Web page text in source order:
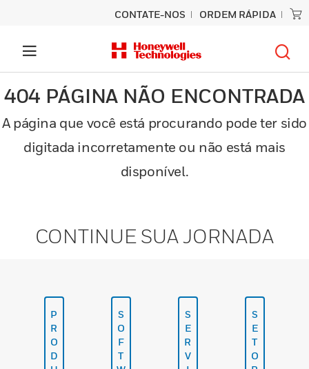
CONTATE-NOS ORDEM RÁPIDA
404 PÁGINA NÃO ENCONTRADA
A página que você está procurando pode ter sido
digitada incorretamente ou não está mais
disponível.
CONTINUE SUA JORNADA
P
R
O
D
S
O
F
T
S
E
R
V
S
E
T
O